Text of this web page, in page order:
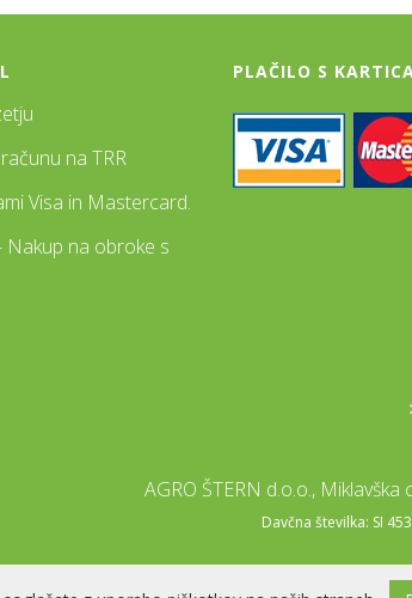
na TRR
Visa in Mastercard.
Nakup na obroke s
PLAČILO S
AGRO ŠTERN d.o.o.,
Davčna številka: SI